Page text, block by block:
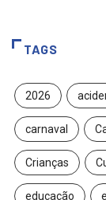
TAGS
2026
carnaval
Crianças
educação